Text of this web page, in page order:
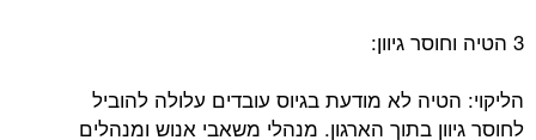
3 הטיה וחוסר גיוון:
הליקוי: הטיה לא מודעת בגיוס עובדים עלולה להוביל
לחוסר גיוון בתוך הארגון. מנהלי משאבי אנוש ומנהלים